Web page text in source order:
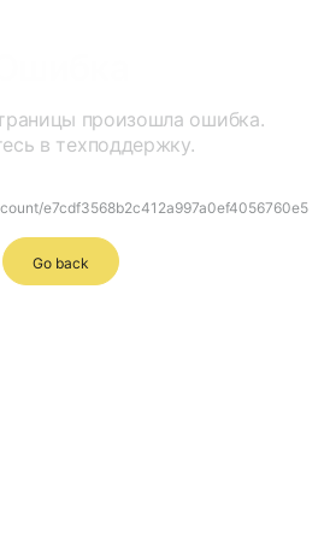
произошла ошибка.
в техподдержку.
e7cdf3568b2c412a997a0ef4056760e5
Go back